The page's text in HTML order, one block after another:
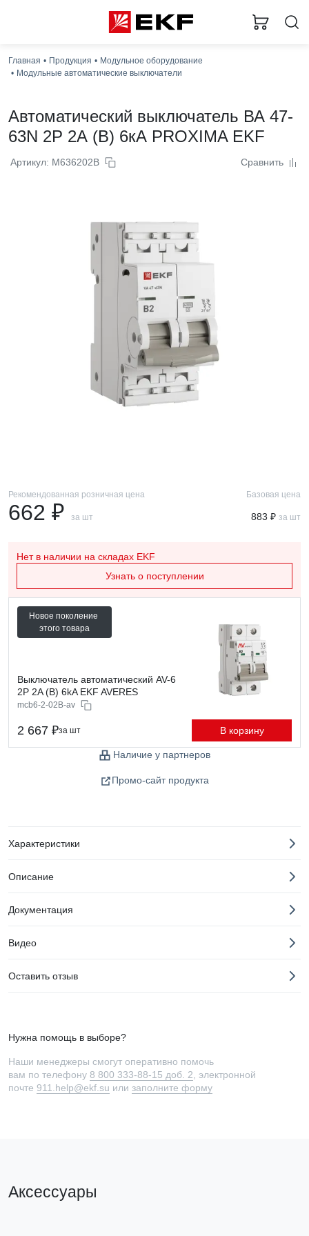
Главная Продукция
Модульное оборудование
Модульные автоматические выключатели
Автоматический выключатель ВА 47-
63N 2P 2А (B) 6кА PROXIMA EKF
Артикул: M636202B Сравнить
Рекомендованная розничная цена
662 ₽ за шт
Базовая цена
883 ₽ за шт
Нет в наличии на складах EKF
Узнать о поступлении
Новое поколение
этого товара
Выключатель автоматический AV-6
2P 2A (B) 6kA EKF AVERES
mcb6-2-02B-av
2 667 ₽за шт В корзину
Наличие у партнеров
Промо-сайт продукта
Характеристики
Описание
Документация
Видео
Оставить отзыв
Нужна помощь в выборе?
Наши менеджеры смогут оперативно помочь
вам по телефону 8 800 333-88-15 доб. 2 , электронной
почте 911.help@ekf.su или заполните форму
Аксессуары